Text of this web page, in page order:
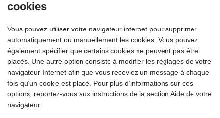
cookies
Vous pouvez utiliser votre navigateur internet pour supprimer
automatiquement ou manuellement les cookies. Vous pouvez
également spécifier que certains cookies ne peuvent pas être
placés. Une autre option consiste à modifier les réglages de votre
navigateur Internet afin que vous receviez un message à chaque
fois qu’un cookie est placé. Pour plus d’informations sur ces
options, reportez-vous aux instructions de la section Aide de votre
navigateur.